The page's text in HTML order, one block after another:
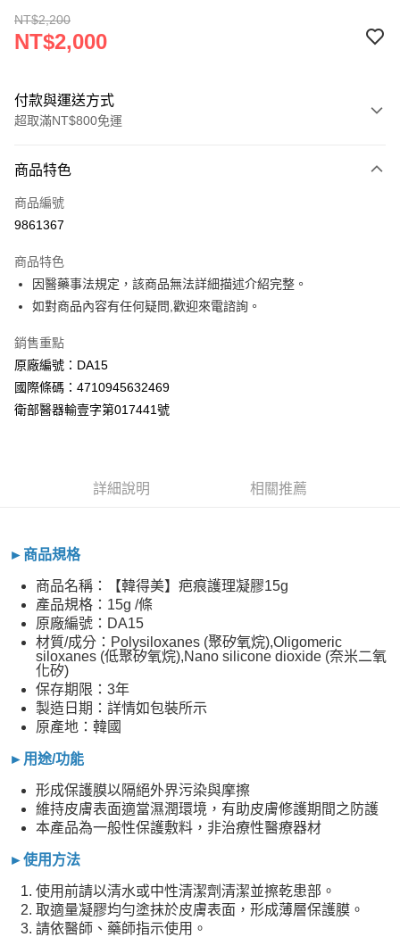
NT$2,200
NT$2,000
付款與運送方式
超取滿NT$800免運
信用卡一次付款
超商取貨付款
運送方式
每筆NT$60，滿NT$800(含以上)免運費
每筆NT$60，滿NT$800(含以上)免運費
商品特色
商品編號
9861367
商品特色
因醫藥事法規定，該商品無法詳細描述介紹完整。
如對商品內容有任何疑問,歡迎來電諮詢。
銷售重點
原廠編號：DA15
國際條碼：4710945632469
衛部醫器輸壹字第017441號
詳細說明 相關推薦
►商品規格
商品名稱：【韓得美】疤痕護理凝膠15g
產品規格：15g /條
原廠編號：DA15
材質/成分：Polysiloxanes (聚矽氧烷),Oligomeric
siloxanes (低聚矽氧烷),Nano silicone dioxide (奈米二氧
化矽)
保存期限：3年
製造日期：詳情如包裝所示
原產地：韓國
►用途/功能
形成保護膜以隔絕外界污染與摩擦
維持皮膚表面適當濕潤環境，有助皮膚修護期間之防護
本產品為一般性保護敷料，非治療性醫療器材
►使用方法
使用前請以清水或中性清潔劑清潔並擦乾患部。
取適量凝膠均勻塗抹於皮膚表面，形成薄層保護膜。
請依醫師、藥師指示使用。